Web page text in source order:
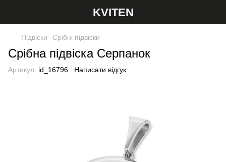
KVITEN
Підвіски Срібні підвіски
Срібна підвіска Серпанок
Артикул: id_16796 Написати відгук